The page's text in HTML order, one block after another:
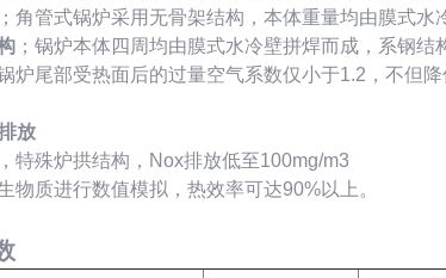
；角管式锅炉采用无骨架结构，本体重量均由膜式
；锅炉本体四周均由膜式水冷壁拼焊而成，系钢
炉尾部受热面后的过量空气系数仅小于1.2，不但
放
特殊炉拱结构，Nox排放低至100mg/m3
物质进行数值模拟，热效率可达90%以上。